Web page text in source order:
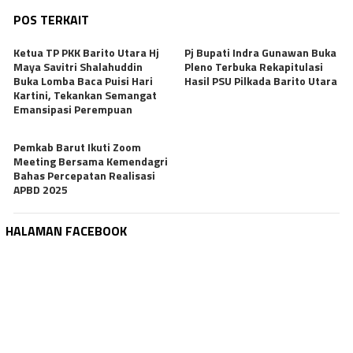
POS TERKAIT
Ketua TP PKK Barito Utara Hj
Maya Savitri Shalahuddin
Buka Lomba Baca Puisi Hari
Kartini, Tekankan Semangat
Emansipasi Perempuan
Pj Bupati Indra Gunawan Buka
Pleno Terbuka Rekapitulasi
Hasil PSU Pilkada Barito Utara
Pemkab Barut Ikuti Zoom
Meeting Bersama Kemendagri
Bahas Percepatan Realisasi
APBD 2025
HALAMAN FACEBOOK